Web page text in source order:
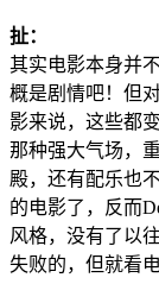
扯：
其实电影本身并
概是剧情吧！但
影来说，这些都
那种强大气场，
殿，还有配乐也
的电影了，反而
风格，没有了以
失败的，但就看